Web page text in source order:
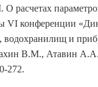
расчетах
VI конференции
водохранилищ и
В.М., Атавин
272.